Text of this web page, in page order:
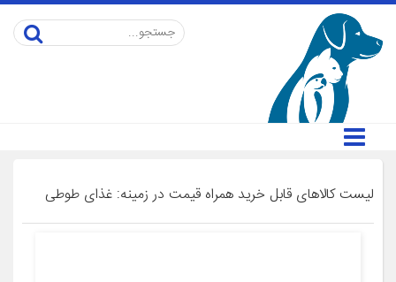
لیست کالاهای قابل خرید همراه قیمت در زمینه: غذای طوطی